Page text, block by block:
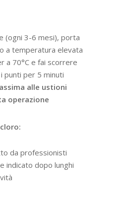
(ogni 3-6 mesi), porta
a temperatura elevata
a 70°C e fai scorrere
punti per 5 minuti
alle ustioni
operazione
da professionisti
indicato dopo lunghi